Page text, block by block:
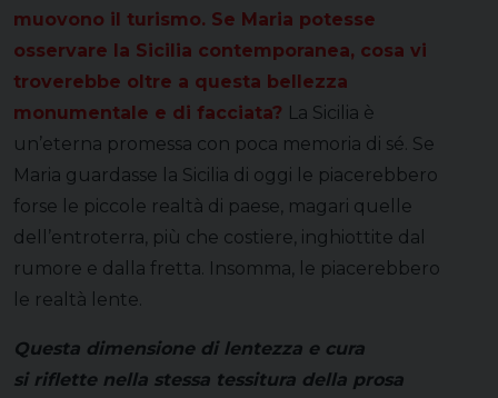
muovono il turismo. Se Maria potesse
osservare la Sicilia contemporanea, cosa vi
troverebbe oltre a questa bellezza
monumentale e di facciata? La Sicilia è
un’eterna promessa con poca memoria di sé. Se
Maria guardasse la Sicilia di oggi le piacerebbero
forse le piccole realtà di paese, magari quelle
dell’entroterra, più che costiere, inghiottite dal
rumore e dalla fretta. Insomma, le piacerebbero
le realtà lente.
Questa dimensione di lentezza e cura
si riflette nella stessa tessitura della prosa